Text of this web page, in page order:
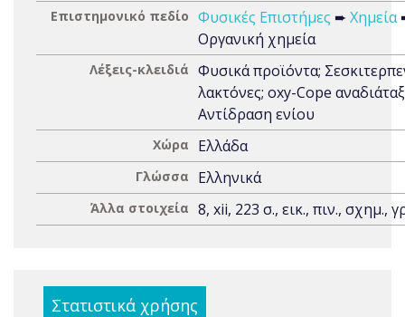
Επιστημονικό πεδίο Φυσικές Επιστήμες ➨ Χημεία
Οργανική χημεία
Λέξεις-κλειδιά Φυσικά προϊόντα;
λακτόνες; oxy-Cope
Αντίδραση ενίου
Χώρα Ελλάδα
Γλώσσα Ελληνικά
Άλλα στοιχεία 8, xii, 223 σ., εικ., πιν., σχημ.,
Στατιστικά χρήσης